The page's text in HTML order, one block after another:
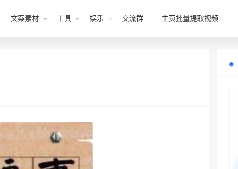
文案素材 工具 娱乐 交流群 主页批量提取视频